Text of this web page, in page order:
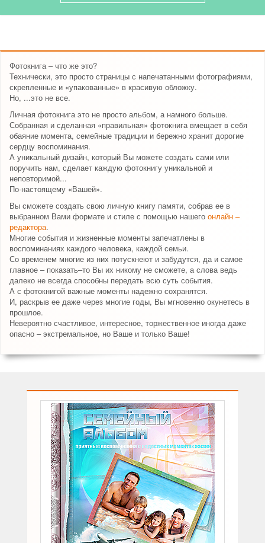
Фотокнига – что же это?
Технически, это просто страницы с напечатанными фотографиями,
скрепленные и «упакованные» в красивую обложку.
Но, ...это не все.
Личная фотокнига это не просто альбом, а намного больше.
Собранная и сделанная «правильная» фотокнига вмещает в себя
обаяние момента, семейные традиции и бережно хранит дорогие
сердцу воспоминания.
А уникальный дизайн, который Вы можете создать сами или
поручить нам, сделает каждую фотокнигу уникальной и
неповторимой...
По-настоящему «Вашей».
Вы сможете создать свою личную книгу памяти, собрав ее в
выбранном Вами формате и стиле с помощью нашего онлайн –
редактора.
Многие события и жизненные моменты запечатлены в
воспоминаниях каждого человека, каждой семьи.
Со временем многие из них потускнеют и забудутся, да и самое
главное – показать–то Вы их никому не сможете, а слова ведь
далеко не всегда способны передать всю суть события.
А с фотокнигой важные моменты надежно сохранятся.
И, раскрыв ее даже через многие годы, Вы мгновенно окунетесь в
прошлое.
Невероятно счастливое, интересное, торжественное иногда даже
опасно – экстремальное, но Ваше и только Ваше!